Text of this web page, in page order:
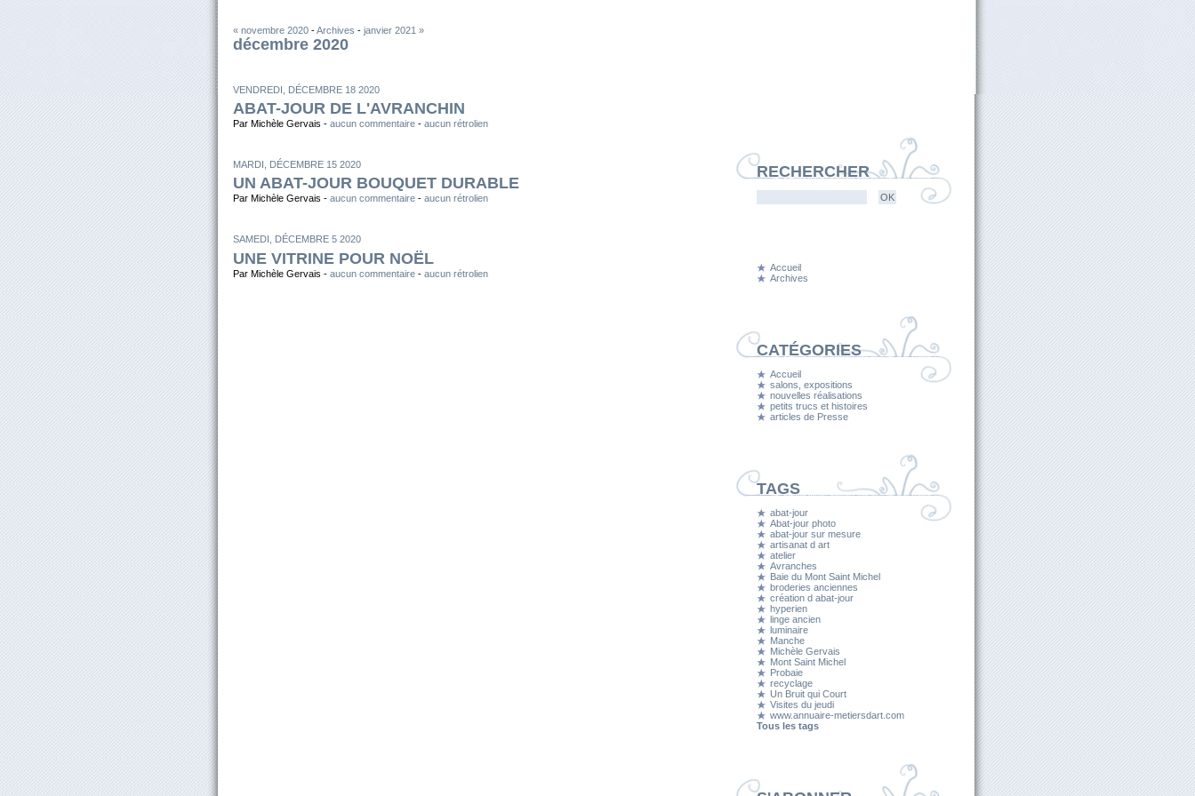
« novembre 2020 -Archives - janvier 2021 »
décembre 2020
VENDREDI, DÉCEMBRE 18 2020
ABAT-JOUR DE L'AVRANCHIN
Par Michèle Gervais - aucun commentaire - aucun rétrolien
MARDI, DÉCEMBRE 15 2020
UN ABAT-JOUR BOUQUET DURABLE
Par Michèle Gervais - aucun commentaire - aucun rétrolien
SAMEDI, DÉCEMBRE 5 2020
UNE VITRINE POUR NOËL
Par Michèle Gervais - aucun commentaire - aucun rétrolien
RECHERCHER
Accueil
Archives
CATÉGORIES
Accueil
salons, expositions
nouvelles réalisations
petits trucs et histoires
articles de Presse
TAGS
abat-jour
Abat-jour photo
abat-jour sur mesure
artisanat d art
atelier
Avranches
Baie du Mont Saint Michel
broderies anciennes
création d abat-jour
hyperien
linge ancien
luminaire
Manche
Michèle Gervais
Mont Saint Michel
Probaie
recyclage
Un Bruit qui Court
Visites du jeudi
www.annuaire-metiersdart.com
Tous les tags